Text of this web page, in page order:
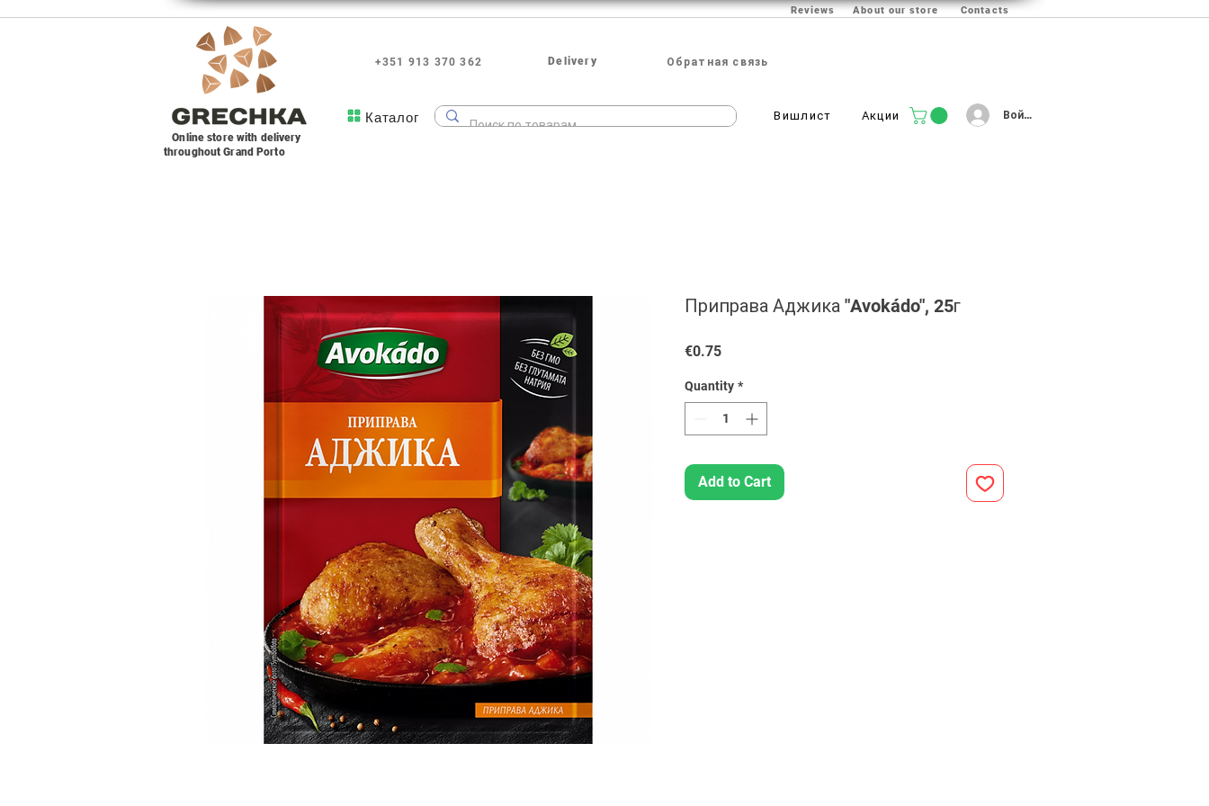
Reviews About our store Contacts
+351 913 370 362 Delivery Обратная связь
Online store with delivery
throughout Grand Porto
Каталог Вишлист Акции Войти
Приправа Аджика "Avokádo", 25г
€0.75Price
Quantity *
Add to Cart